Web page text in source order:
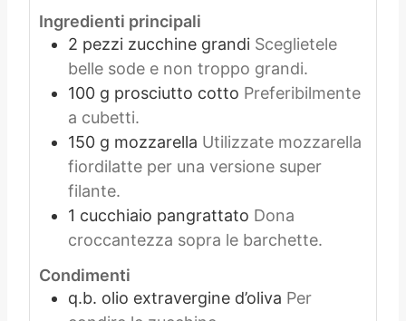
Ingredienti principali
2 pezzi zucchine grandi Sceglietele
belle sode e non troppo grandi.
100 g prosciutto cotto Preferibilmente
a cubetti.
150 g mozzarella Utilizzate mozzarella
fiordilatte per una versione super
filante.
1 cucchiaio pangrattato Dona
croccantezza sopra le barchette.
Condimenti
q.b. olio extravergine d’oliva Per